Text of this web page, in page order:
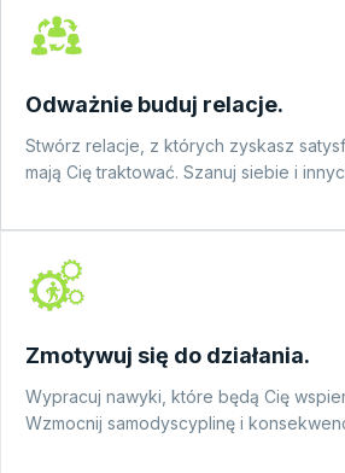
Odważnie buduj relacje.
Stwórz relacje, z których zyskasz
mają Cię traktować. Szanuj siebie i
Zmotywuj się do działania.
Wypracuj nawyki, które będą Cię
Wzmocnij samodyscyplinę i